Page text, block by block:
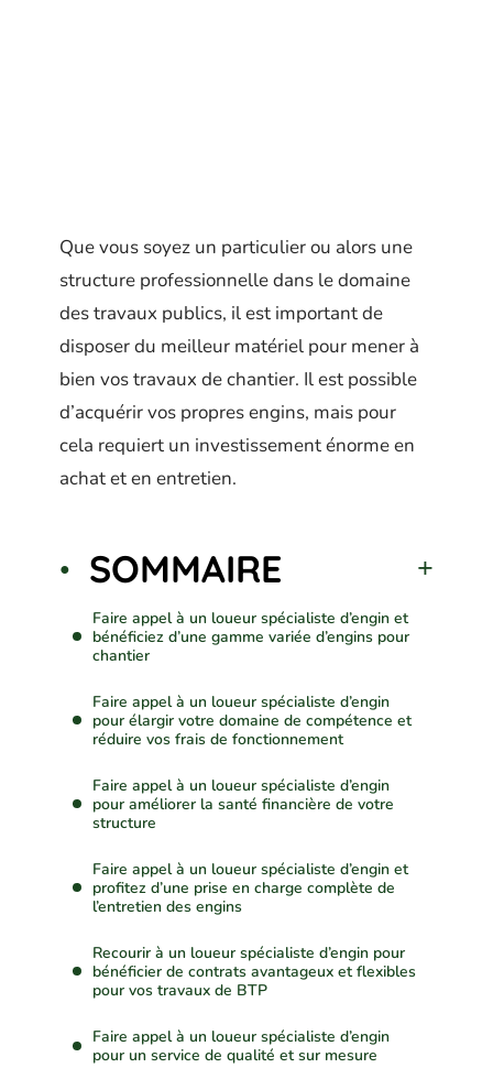
Que vous soyez un particulier ou alors une
structure professionnelle dans le domaine
des travaux publics, il est important de
disposer du meilleur matériel pour mener à
bien vos travaux de chantier. Il est possible
d’acquérir vos propres engins, mais pour
cela requiert un investissement énorme en
achat et en entretien.
SOMMAIRE
Faire appel à un loueur spécialiste d’engin et
bénéficiez d’une gamme variée d’engins pour
chantier
Faire appel à un loueur spécialiste d’engin
pour élargir votre domaine de compétence et
réduire vos frais de fonctionnement
Faire appel à un loueur spécialiste d’engin
pour améliorer la santé financière de votre
structure
Faire appel à un loueur spécialiste d’engin et
profitez d’une prise en charge complète de
l’entretien des engins
Recourir à un loueur spécialiste d’engin pour
bénéficier de contrats avantageux et flexibles
pour vos travaux de BTP
Faire appel à un loueur spécialiste d’engin
pour un service de qualité et sur mesure